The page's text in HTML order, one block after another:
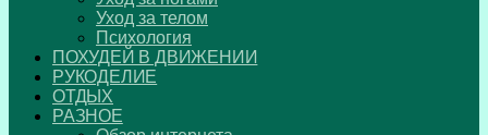
Уход за телом
Психология
ПОХУДЕЙ В ДВИЖЕНИИ
РУКОДЕЛИЕ
ОТДЫХ
РАЗНОЕ